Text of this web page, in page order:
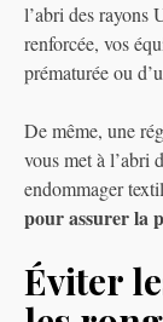
l’abri des rayons
renforcée, vos
prématurée ou
De même, une
vous met à l’abri
endommager
pour assurer la
Éviter